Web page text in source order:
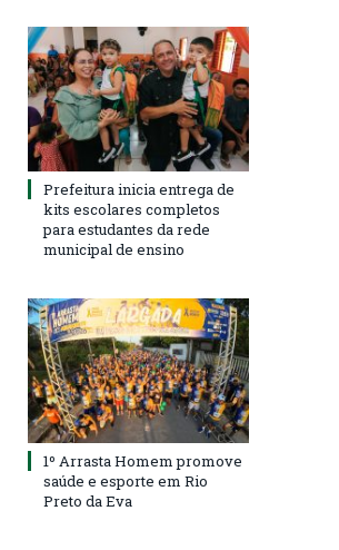
Prefeitura inicia entrega de
kits escolares completos
para estudantes da rede
municipal de ensino
1º Arrasta Homem promove
saúde e esporte em Rio
Preto da Eva